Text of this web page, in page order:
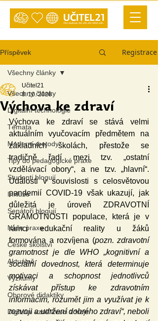
Příspěvek Registrace
Všechny články
Digitální technologie
Témata
Moderní metody
Tipy do pedagogické praxe
Studenti blogují
Inkluze
Senátoři blogují
Naše praxe
České školství
Aktuálně
Výzkumy
Oborové didaktiky
Digitální vzdělávací zdroje
Všechny články
Výchova ke zdraví
Učitel21
8. 10. 2020
Výchova ke zdraví se stává velmi
aktuálním vyučovacím předmětem na
základních školách, přestože se
tradičně řadí mezi tzv. „ostatní
vzdělávací obory“, a ne tzv. „hlavní“.
Události v souvislosti s celosvětovou
pandemií COVID-19 však ukazují, jak
důležitá je úroveň ZDRAVOTNÍ
GRAMOTNOSTI populace, která je v
rámci edukační reality u žáků
formována a rozvíjena (pozn. zdravotní
gramotnost je dle WHO „kognitivní a
sociální dovednost, která determinuje
motivaci a schopnost jednotlivců
získávat přístup ke zdravotním
informacím, rozumět jim a využívat je k
rozvoji a udržení dobrého zdraví“, neboli